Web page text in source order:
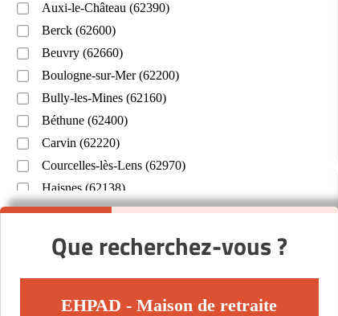
Auxi-le-Château (62390)
Berck (62600)
Beuvry (62660)
Boulogne-sur-Mer (62200)
Bully-les-Mines (62160)
Béthune (62400)
Carvin (62220)
Courcelles-lès-Lens (62970)
Haisnes (62138)
Lens (62300)
Marck (62730)
Noyelles-lès-Vermelles (62980)
Saint-Omer (62500)
Que recherchez-vous ?
EHPAD - Maison de retraite